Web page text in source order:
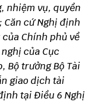
nhiệm vụ, quyền
Căn cứ Nghị định
của Chính phủ về
của Cục
Bộ trưởng Bộ Tài
giao dịch tài
tại Điều 6 Nghị